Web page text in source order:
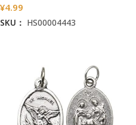
¥4.99
SKU： HS00004443